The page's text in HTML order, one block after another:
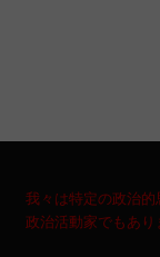
我々は特定の政治的
政治活動家でもあ